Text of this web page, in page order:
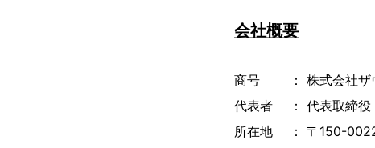
会社概要
商号 ： 株式会社ザ
代表者 ： 代表取締
所在地 ： 〒150-0022